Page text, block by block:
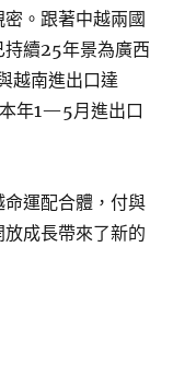
。跟著中越兩國
持續25年景為廣西
越南進出口達
年1—5月進出口
運配合體，付與
成長帶來了新的